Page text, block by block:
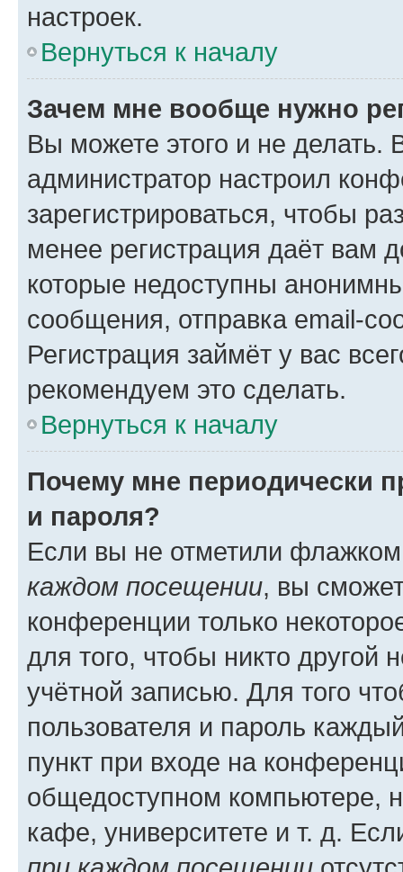
настроек.
Вернуться к началу
Зачем мне вообще нужно
Вы можете этого и не делать.
администратор настроил
зарегистрироваться, чтобы
менее регистрация даёт вам
которые недоступны
сообщения, отправка email-
Регистрация займёт у вас
рекомендуем это сделать.
Вернуться к началу
Почему мне периодически
и пароля?
Если вы не отметили
каждом посещении, вы
конференции только
для того, чтобы никто другой
учётной записью. Для того
пользователя и пароль
пункт при входе на
общедоступном компьютере,
кафе, университете и т. д.